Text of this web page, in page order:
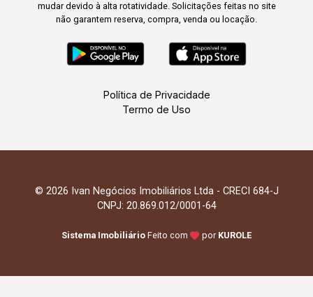
mudar devido à alta rotatividade. Solicitações feitas no site
não garantem reserva, compra, venda ou locação.
Política de Privacidade
Termo de Uso
© 2026 Ivan Negócios Imobiliários Ltda - CRECI 684-J
CNPJ: 20.869.012/0001-64
Sistema Imobiliário Feito com por KUROLE